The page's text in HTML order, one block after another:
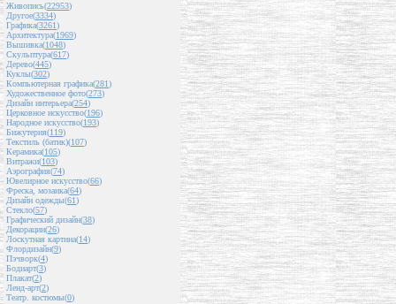
Живопись(22953)
Другое(3334)
Графика(3261)
Архитектура(1969)
Вышивка(1048)
Скульптура(617)
Дерево(445)
Куклы(302)
Компьютерная графика(281)
Художественное фото(273)
Дизайн интерьера(254)
Церковное искусство(196)
Народное искусство(193)
Бижутерия(119)
Текстиль (батик)(107)
Керамика(105)
Витражи(103)
Аэрография(74)
Ювелирное искусство(66)
Фреска, мозаика(64)
Дизайн одежды(61)
Стекло(57)
Графический дизайн(38)
Декорации(26)
Лоскутная картина(14)
Флордизайн(9)
Пэчворк(4)
Бодиарт(3)
Плакат(2)
Ленд-арт(2)
Театр. костюмы(0)